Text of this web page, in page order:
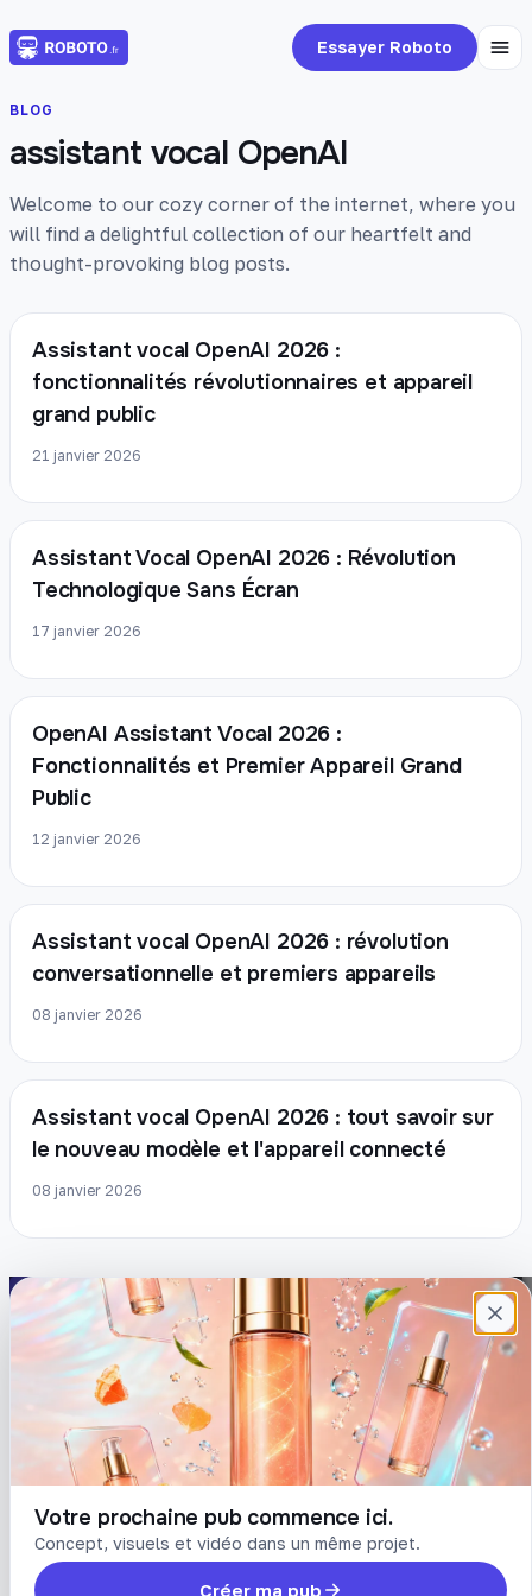
Essayer Roboto
BLOG
assistant vocal OpenAI
Welcome to our cozy corner of the internet, where you
will find a delightful collection of our heartfelt and
thought-provoking blog posts.
Assistant vocal OpenAI 2026 :
fonctionnalités révolutionnaires et appareil
grand public
21 janvier 2026
Assistant Vocal OpenAI 2026 : Révolution
Technologique Sans Écran
17 janvier 2026
OpenAI Assistant Vocal 2026 :
Fonctionnalités et Premier Appareil Grand
Public
12 janvier 2026
Assistant vocal OpenAI 2026 : révolution
conversationnelle et premiers appareils
08 janvier 2026
Assistant vocal OpenAI 2026 : tout savoir sur
le nouveau modèle et l'appareil connecté
08 janvier 2026
Votre prochaine pub commence ici.
Concept, visuels et vidéo dans un même projet.
Créer ma pub
Plateforme française de création de
contenu avec l’IA. Demandez, Roboto crée.
Prompts
Blog
Tarifs
COMPTE
Connexion
Créer un compte
Mot de passe oublié
LÉGAL